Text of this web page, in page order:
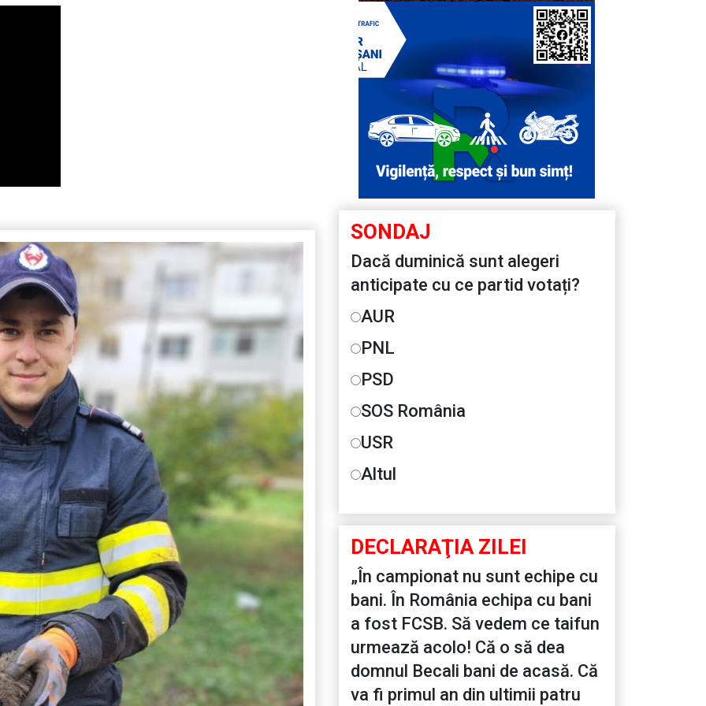
SONDAJ
Dacă duminică sunt alegeri
anticipate cu ce partid votați?
AUR
PNL
PSD
SOS România
USR
Altul
DECLARAŢIA ZILEI
„În campionat nu sunt echipe cu
bani. În România echipa cu bani
a fost FCSB. Să vedem ce taifun
urmează acolo! Că o să dea
domnul Becali bani de acasă. Că
va fi primul an din ultimii patru